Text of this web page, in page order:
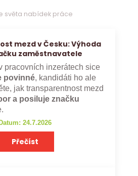
světa nabídek práce
mezd v Česku: Výhoda
zaměstnavatele
pracovních inzerátech sice
povinné, kandidáti ho ale
jak transparentnost mezd
a posiluje značku
Datum: 24.7.2026
Přečíst